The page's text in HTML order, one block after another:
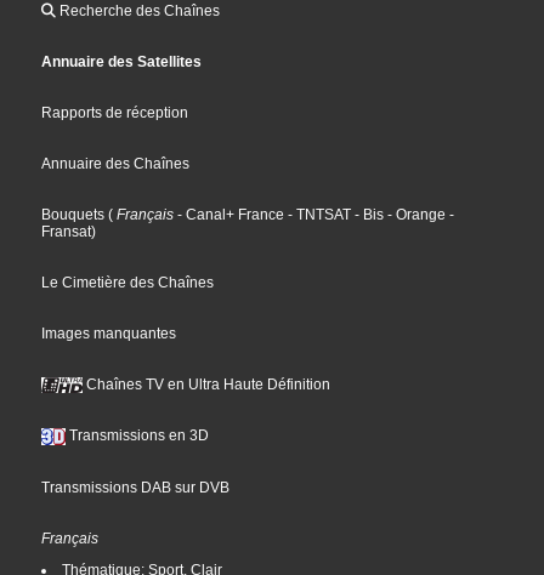
Recherche des Chaînes
Annuaire des Satellites
Rapports de réception
Annuaire des Chaînes
Bouquets ( Français - Canal+ France - TNTSAT - Bis - Orange -
Fransat)
Le Cimetière des Chaînes
Images manquantes
Chaînes TV en Ultra Haute Définition
Transmissions en 3D
Transmissions DAB sur DVB
Français
Thématique: Sport, Clair